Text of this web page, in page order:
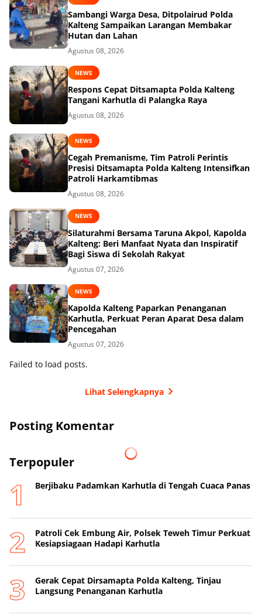
Sambangi Warga Desa, Ditpolairud Polda
Kalteng Sampaikan Larangan Membakar
Hutan dan Lahan
Agustus 08, 2026
NEWS
Respons Cepat Ditsamapta Polda Kalteng
Tangani Karhutla di Palangka Raya
Agustus 08, 2026
NEWS
Cegah Premanisme, Tim Patroli Perintis
Presisi Ditsamapta Polda Kalteng Intensifkan
Patroli Harkamtibmas
Agustus 08, 2026
NEWS
Silaturahmi Bersama Taruna Akpol, Kapolda
Kalteng: Beri Manfaat Nyata dan Inspiratif
Bagi Siswa di Sekolah Rakyat
Agustus 07, 2026
NEWS
Kapolda Kalteng Paparkan Penanganan
Karhutla, Perkuat Peran Aparat Desa dalam
Pencegahan
Agustus 07, 2026
Failed to load posts.
Lihat Selengkapnya
Posting Komentar
Terpopuler
Berjibaku Padamkan Karhutla di Tengah Cuaca Panas
Patroli Cek Embung Air, Polsek Teweh Timur Perkuat
Kesiapsiagaan Hadapi Karhutla
Gerak Cepat Dirsamapta Polda Kalteng, Tinjau
Langsung Penanganan Karhutla